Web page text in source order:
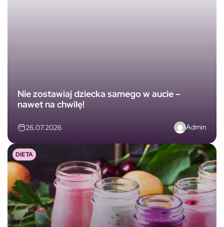
Nie zostawiaj dziecka samego w aucie –
nawet na chwilę!
26.07.2026 Admin
DIETA